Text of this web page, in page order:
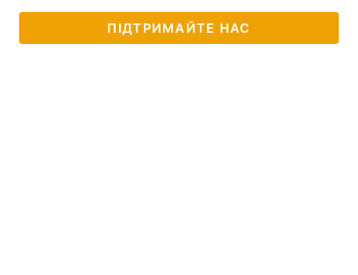
ПІДТРИМАЙТЕ НАС